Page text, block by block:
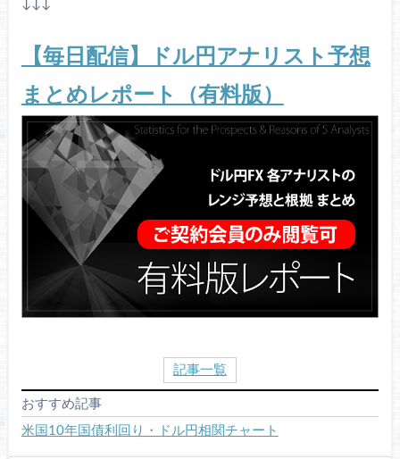
↓↓↓
【毎日配信】ドル円アナリスト予想
まとめレポート（有料版）
記事一覧
おすすめ記事
米国10年国債利回り・ドル円相関チャート